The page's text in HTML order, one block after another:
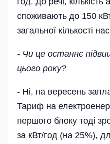
споживають до 150
загальної кількості
- Чи це останнє
цього року?
- Ні, на вересень
Тариф­ на
першого блоку­ тоді
за кВт/год (на 25%),